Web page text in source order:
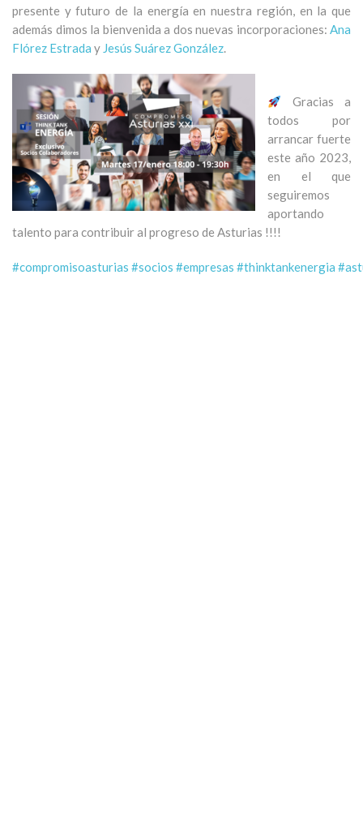
presente y futuro de la energía en nuestra región, en la que
además dimos la bienvenida a dos nuevas incorporaciones: Ana
Flórez Estrada y Jesús Suárez González.
Gracias a
todos por
arrancar fuerte
este año 2023,
en el que
seguiremos
aportando
talento para contribuir al progreso de Asturias !!!!
#compromisoasturias #socios #empresas #thinktankenergia